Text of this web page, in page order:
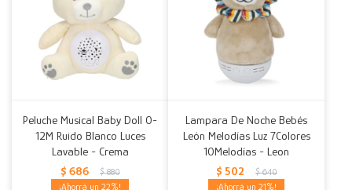
Peluche Musical Baby Doll 0-
12M Ruido Blanco Luces
Lavable - Crema
$ 686 $ 880
22
Lampara De Noche Bebés
León Melodías Luz 7Colores
10Melodías - Leon
$ 502 $ 640
21